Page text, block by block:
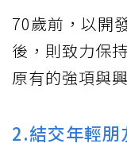
70歲前，以開
後，則致力保
原有的強項與
2.結交年輕朋